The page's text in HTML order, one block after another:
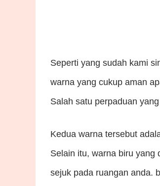
Seperti yang sudah kami
warna yang cukup aman
Salah satu perpaduan
Kedua warna tersebut
Selain itu, warna biru yang
sejuk pada ruangan anda.